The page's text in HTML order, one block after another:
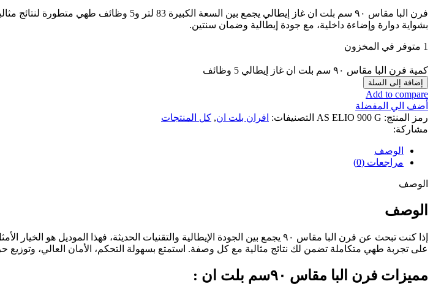
فرن البا مقاس ٩٠​ سم بلت ان غاز إيطالي يجمع
بشواية دوارة وإضاءة داخلية، مع جودة إيطالية وضمان سنتين.
1 متوفر في المخزون
كمية فرن البا مقاس ٩٠​ سم بلت ان غاز إيطالي 5 وظائف
إضافة إلى السلة
Add to compare
أضف الي المفضلة
رمز المنتج: AS ELIO 900 G التصنيفات: افران بلت ان, كل المنتجات
مشاركة:
الوصف
مراجعات (0)
الوصف
الوصف
على تجربة طهي متكاملة تضمن لك نتائج مثالية مع كل وصفة. استمتع بسهولة التحكم، الأمان العالي،
مميزات فرن البا مقاس ٩٠​سم بلت ان :